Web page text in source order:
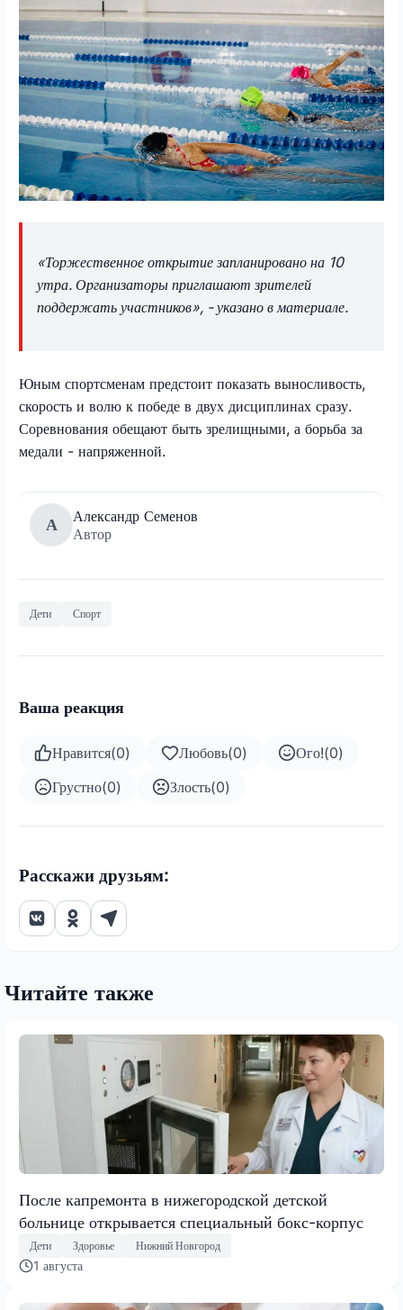
«Торжественное открытие запланировано на 10
утра. Организаторы приглашают зрителей
поддержать участников», - указано в материале.
Юным спортсменам предстоит показать выносливость,
скорость и волю к победе в двух дисциплинах сразу.
Соревнования обещают быть зрелищными, а борьба за
медали - напряженной.
А
Александр Семенов
Автор
Дети Спорт
Ваша реакция
Нравится(0) Любовь(0) Ого!(0)
Грустно(0) Злость(0)
Расскажи друзьям:
Читайте также
После капремонта в нижегородской детской
больнице открывается специальный бокс-корпус
Дети Здоровье Нижний Новгород
1 августа